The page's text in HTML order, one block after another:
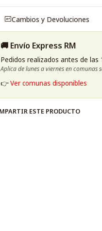
Cambios y Devoluciones
🚚 Envío Express RM
Pedidos realizados antes de
Aplica de lunes a viernes en comunas
👉Ver comunas disponibles
ESTE PRODUCTO